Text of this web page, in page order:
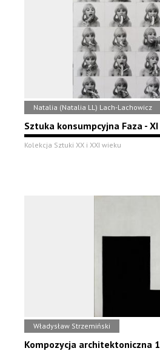
Natalia (Natalia LL) Lach-Lachowicz
Sztuka konsumpcyjna Faza - XI
Kolekcja Sztuki XX i XXI wieku
Władysław Strzemiński
Kompozycja architektoniczna 1